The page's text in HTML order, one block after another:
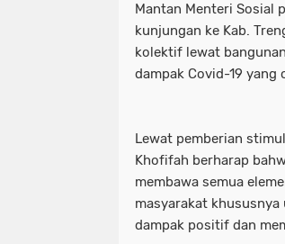
Mantan Menteri Sosial
kunjungan ke Kab.
kolektif lewat
dampak Covid-19 yang
Lewat pemberian
Khofifah berharap
membawa semua
masyarakat
dampak positif dan